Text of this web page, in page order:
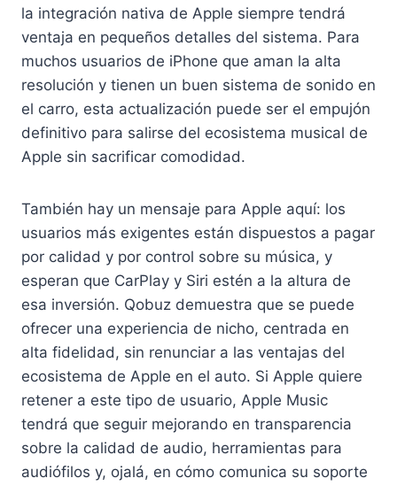
la integración nativa de Apple siempre tendrá
ventaja en pequeños detalles del sistema. Para
muchos usuarios de iPhone que aman la alta
resolución y tienen un buen sistema de sonido en
el carro, esta actualización puede ser el empujón
definitivo para salirse del ecosistema musical de
Apple sin sacrificar comodidad.
También hay un mensaje para Apple aquí: los
usuarios más exigentes están dispuestos a pagar
por calidad y por control sobre su música, y
esperan que CarPlay y Siri estén a la altura de
esa inversión. Qobuz demuestra que se puede
ofrecer una experiencia de nicho, centrada en
alta fidelidad, sin renunciar a las ventajas del
ecosistema de Apple en el auto. Si Apple quiere
retener a este tipo de usuario, Apple Music
tendrá que seguir mejorando en transparencia
sobre la calidad de audio, herramientas para
audiófilos y, ojalá, en cómo comunica su soporte